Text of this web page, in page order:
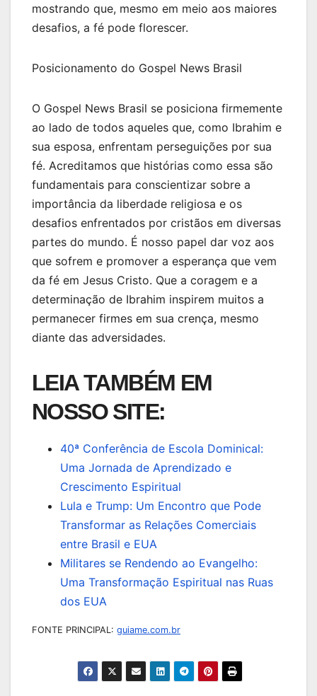
mostrando que, mesmo em meio aos maiores
desafios, a fé pode florescer.
Posicionamento do Gospel News Brasil
O Gospel News Brasil se posiciona firmemente
ao lado de todos aqueles que, como Ibrahim e
sua esposa, enfrentam perseguições por sua
fé. Acreditamos que histórias como essa são
fundamentais para conscientizar sobre a
importância da liberdade religiosa e os
desafios enfrentados por cristãos em diversas
partes do mundo. É nosso papel dar voz aos
que sofrem e promover a esperança que vem
da fé em Jesus Cristo. Que a coragem e a
determinação de Ibrahim inspirem muitos a
permanecer firmes em sua crença, mesmo
diante das adversidades.
LEIA TAMBÉM EM
NOSSO SITE:
40ª Conferência de Escola Dominical:
Uma Jornada de Aprendizado e
Crescimento Espiritual
Lula e Trump: Um Encontro que Pode
Transformar as Relações Comerciais
entre Brasil e EUA
Militares se Rendendo ao Evangelho:
Uma Transformação Espiritual nas Ruas
dos EUA
FONTE PRINCIPAL: guiame.com.br